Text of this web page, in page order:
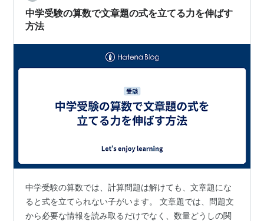
中学受験の算数で文章題の式を立てる力を伸ばす
方法
中学受験の算数では、計算問題は解けても、文章題にな
ると式を立てられない子がいます。 文章題では、問題文
から必要な情報を読み取るだけでなく、数量どうしの関